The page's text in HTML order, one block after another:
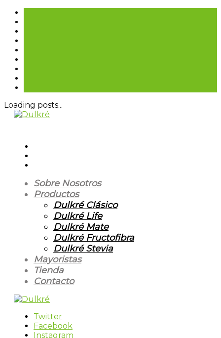
Loading posts...
Sobre Nosotros
Productos
Dulkré Clásico
Dulkré Life
Dulkré Mate
Dulkré Fructofibra
Dulkré Stevia
Mayoristas
Tienda
Contacto
Twitter
Facebook
Instagram